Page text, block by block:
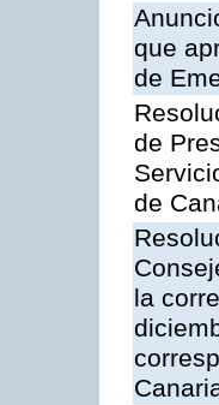
que
de
de
de
la